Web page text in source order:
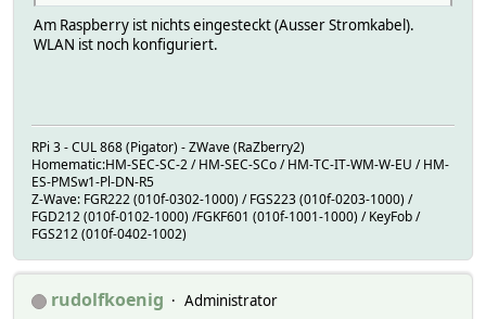
Am Raspberry ist nichts eingesteckt (Ausser Stromkabel).
WLAN ist noch konfiguriert.
RPi 3 - CUL 868 (Pigator) - ZWave (RaZberry2)
Homematic:HM-SEC-SC-2 / HM-SEC-SCo / HM-TC-IT-WM-W-EU / HM-
ES-PMSw1-Pl-DN-R5
Z-Wave: FGR222 (010f-0302-1000) / FGS223 (010f-0203-1000) /
FGD212 (010f-0102-1000) /FGKF601 (010f-1001-1000) / KeyFob /
FGS212 (010f-0402-1002)
rudolfkoenig
Administrator